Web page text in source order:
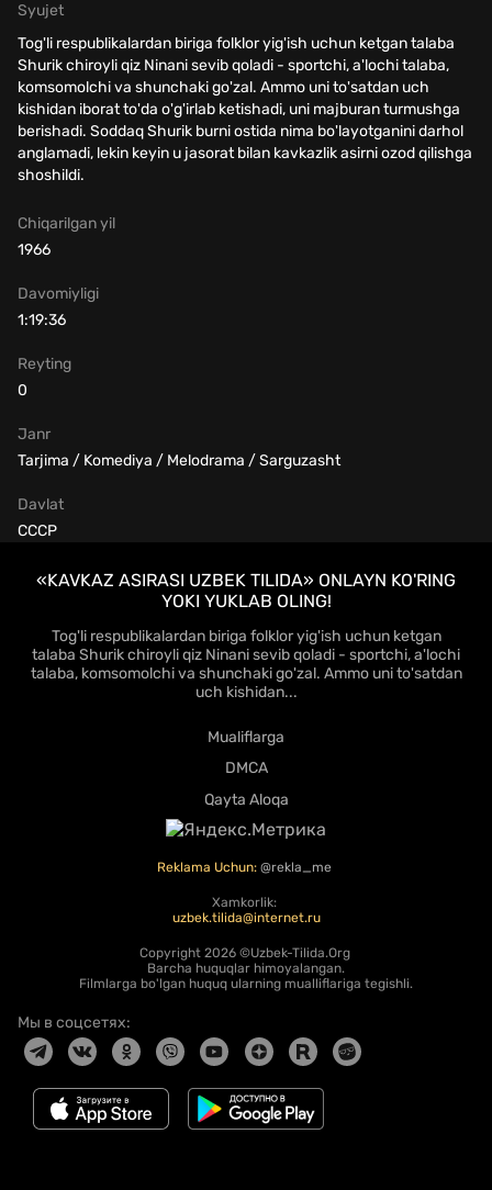
Syujet
Tog'li respublikalardan biriga folklor yig'ish uchun ketgan talaba
Shurik chiroyli qiz Ninani sevib qoladi - sportchi, a'lochi talaba,
komsomolchi va shunchaki go'zal. Ammo uni to'satdan uch
kishidan iborat to'da o'g'irlab ketishadi, uni majburan turmushga
berishadi. Soddaq Shurik burni ostida nima bo'layotganini darhol
anglamadi, lekin keyin u jasorat bilan kavkazlik asirni ozod qilishga
shoshildi.
Chiqarilgan yil
1966
Janr
Tarjima / Komediya / Melodrama / Sarguzasht
Davomiyligi
1:19:36
Davlat
СССР
Reyting
0
«KAVKAZ ASIRASI UZBEK TILIDA» ONLAYN KO'RING
YOKI YUKLAB OLING!
Tog'li respublikalardan biriga folklor yig'ish uchun ketgan
talaba Shurik chiroyli qiz Ninani sevib qoladi - sportchi, a'lochi
talaba, komsomolchi va shunchaki go'zal. Ammo uni to'satdan
uch kishidan...
Mualiflarga
DMCA
Qayta Aloqa
Reklama Uchun: @rekla_me
Xamkorlik:
uzbek.tilida@internet.ru
Copyright 2026 ©Uzbek-Tilida.Org
Barcha huquqlar himoyalangan.
Filmlarga bo'lgan huquq ularning mualliflariga tegishli.
Мы в соцсетях: